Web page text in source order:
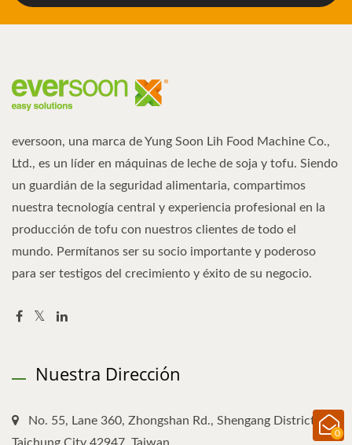
0
eversoon, una marca de Yung Soon Lih Food Machine Co.,
Ltd., es un líder en máquinas de leche de soja y tofu. Siendo
un guardián de la seguridad alimentaria, compartimos
nuestra tecnología central y experiencia profesional en la
producción de tofu con nuestros clientes de todo el
mundo. Permítanos ser su socio importante y poderoso
para ser testigos del crecimiento y éxito de su negocio.
Nuestra Dirección
No. 55, Lane 360, Zhongshan Rd., Shengang District,